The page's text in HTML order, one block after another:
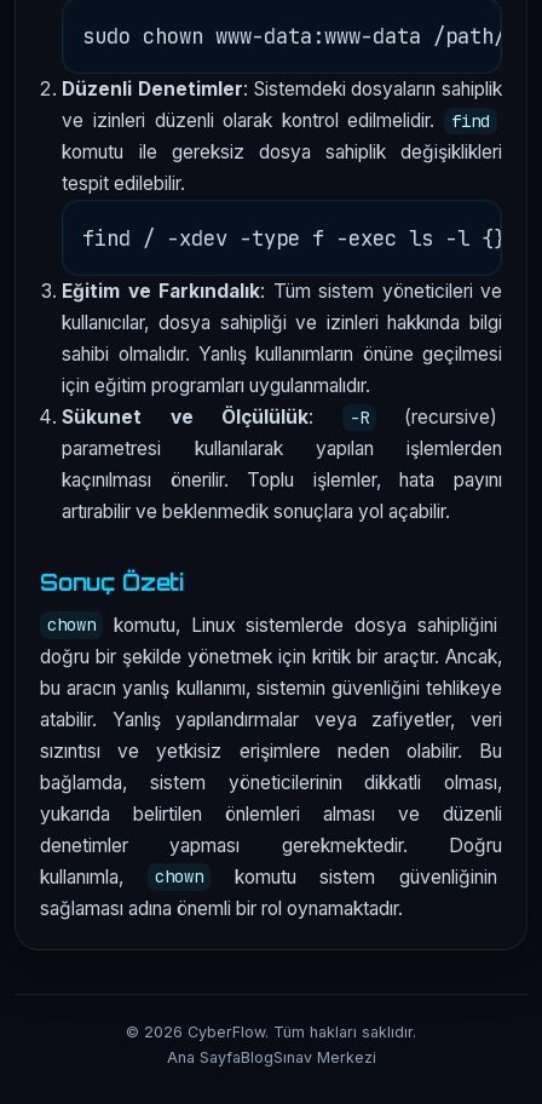
Düzenli Denetimler: Sistemdeki dosyaların sahiplik
ve izinleri düzenli olarak kontrol edilmelidir.
find
komutu ile gereksiz dosya sahiplik değişiklikleri
tespit edilebilir.
Eğitim ve Farkındalık: Tüm sistem yöneticileri ve
kullanıcılar, dosya sahipliği ve izinleri hakkında bilgi
sahibi olmalıdır. Yanlış kullanımların önüne geçilmesi
için eğitim programları uygulanmalıdır.
Sükunet ve Ölçülülük: -R
(recursive)
parametresi kullanılarak yapılan işlemlerden
kaçınılması önerilir. Toplu işlemler, hata payını
artırabilir ve beklenmedik sonuçlara yol açabilir.
Sonuç Özeti
chown
komutu, Linux sistemlerde dosya sahipliğini
doğru bir şekilde yönetmek için kritik bir araçtır. Ancak,
bu aracın yanlış kullanımı, sistemin güvenliğini tehlikeye
atabilir. Yanlış yapılandırmalar veya zafiyetler, veri
sızıntısı ve yetkisiz erişimlere neden olabilir. Bu
bağlamda, sistem yöneticilerinin dikkatli olması,
yukarıda belirtilen önlemleri alması ve düzenli
denetimler yapması gerekmektedir. Doğru
kullanımla,
chown
komutu sistem güvenliğinin
sağlaması adına önemli bir rol oynamaktadır.
© 2026 CyberFlow. Tüm hakları saklıdır.
Ana SayfaBlogSınav Merkezi